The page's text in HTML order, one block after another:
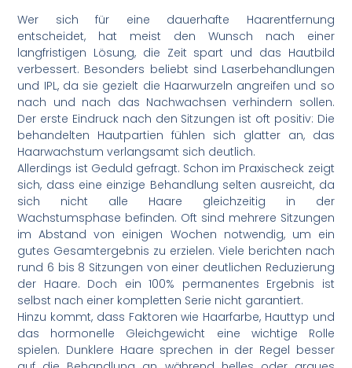
Wer sich für eine dauerhafte Haarentfernung
entscheidet, hat meist den Wunsch nach einer
langfristigen Lösung, die Zeit spart und das Hautbild
verbessert. Besonders beliebt sind Laserbehandlungen
und IPL, da sie gezielt die Haarwurzeln angreifen und so
nach und nach das Nachwachsen verhindern sollen.
Der erste Eindruck nach den Sitzungen ist oft positiv: Die
behandelten Hautpartien fühlen sich glatter an, das
Haarwachstum verlangsamt sich deutlich.
Allerdings ist Geduld gefragt. Schon im Praxischeck zeigt
sich, dass eine einzige Behandlung selten ausreicht, da
sich nicht alle Haare gleichzeitig in der
Wachstumsphase befinden. Oft sind mehrere Sitzungen
im Abstand von einigen Wochen notwendig, um ein
gutes Gesamtergebnis zu erzielen. Viele berichten nach
rund 6 bis 8 Sitzungen von einer deutlichen Reduzierung
der Haare. Doch ein 100% permanentes Ergebnis ist
selbst nach einer kompletten Serie nicht garantiert.
Hinzu kommt, dass Faktoren wie Haarfarbe, Hauttyp und
das hormonelle Gleichgewicht eine wichtige Rolle
spielen. Dunklere Haare sprechen in der Regel besser